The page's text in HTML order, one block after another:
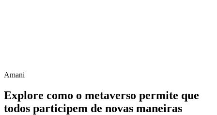
Amani
Explore como o metaverso permite que
todos participem de novas maneiras